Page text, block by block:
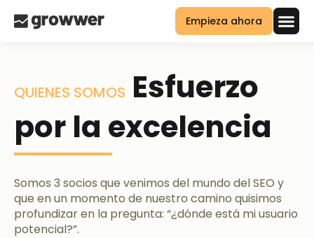
Empieza ahora
QUIENES SOMOS Esfuerzo
por la excelencia
Somos 3 socios que venimos del mundo del SEO y
que en un momento de nuestro camino quisimos
profundizar en la pregunta: “¿dónde está mi usuario
potencial?”.